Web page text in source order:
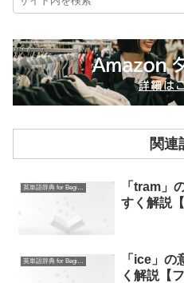
関連
英単語辞典 for Beginners
「tram」
すく解説
英単語辞典 for Beginners
「ice」の
く解説【